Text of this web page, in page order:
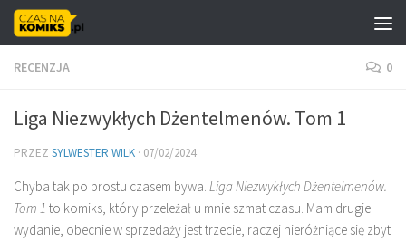
Skip to content
RECENZJA 0
Liga Niezwykłych Dżentelmenów. Tom 1
PRZEZ SYLWESTER WILK · 07/02/2024
Chyba tak po prostu czasem bywa. Liga Niezwykłych Dżentelmenów.
Tom 1 to komiks, który przeleżał u mnie szmat czasu. Mam drugie
wydanie, obecnie w sprzedaży jest trzecie, raczej nieróżniące się zbyt